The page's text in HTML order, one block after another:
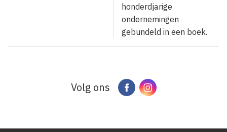
honderdjarige
ondernemingen
gebundeld in een boek.
Volg ons FacebookInstagram